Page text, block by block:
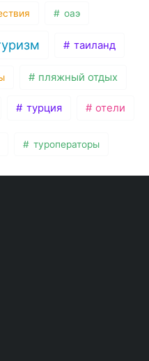
оаэ
таиланд
пляжный отдых
турция отели
туроператоры